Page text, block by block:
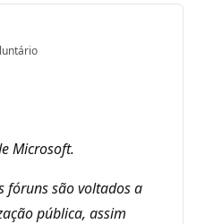
Microsoft.
fóruns são voltados a
pública, assim